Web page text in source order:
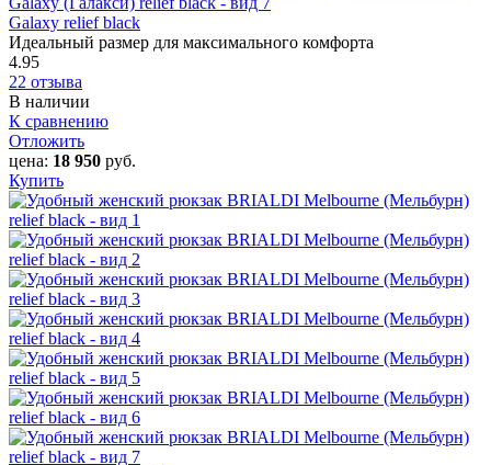
Galaxy relief black
Идеальный размер для максимального комфорта
4.95
22 отзыва
В наличии
К сравнению
Отложить
цена: 18 950 руб.
Купить